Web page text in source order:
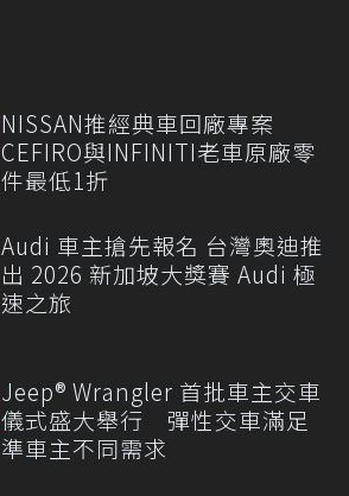
NISSAN推經典車回廠專案
CEFIRO與INFINITI老車原廠零
件最低1折
Audi 車主搶先報名 台灣奧迪推
出 2026 新加坡大獎賽 Audi 極
速之旅
Jeep® Wrangler 首批車主交車
儀式盛大舉行 彈性交車滿足
準車主不同需求